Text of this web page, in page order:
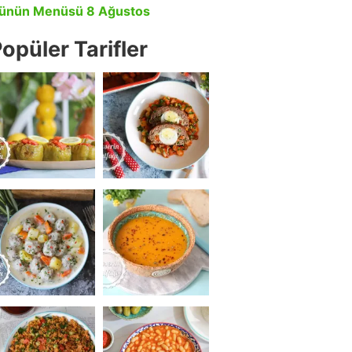
Menüsü 8 Ağustos
Tarifler